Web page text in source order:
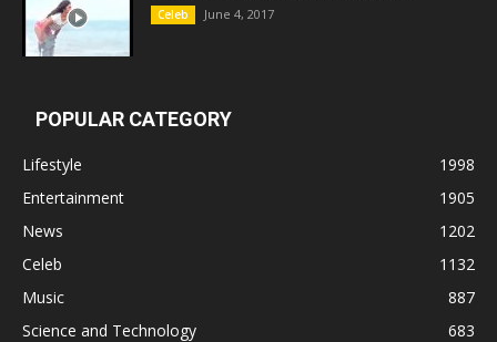
Celeb June 4, 2017
POPULAR CATEGORY
Lifestyle
1998
Entertainment
1905
News
1202
Celeb
1132
Music
887
Science and Technology
683